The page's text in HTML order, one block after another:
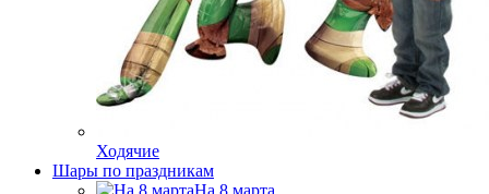
Ходячие
Шары по праздникам
На 8 марта